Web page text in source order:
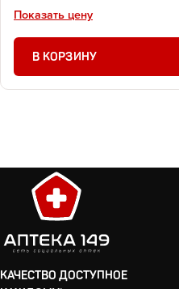
Показать цену
В КОРЗИНУ
КАЧЕСТВО ДОСТУПНОЕ